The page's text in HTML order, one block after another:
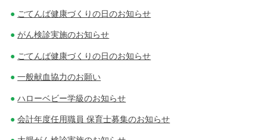
ごてんば健康づくりの日のお知らせ
がん検診実施のお知らせ
ごてんば健康づくりの日のお知らせ
一般献血協力のお願い
ハローベビー学級のお知らせ
会計年度任用職員 保育士募集のお知らせ